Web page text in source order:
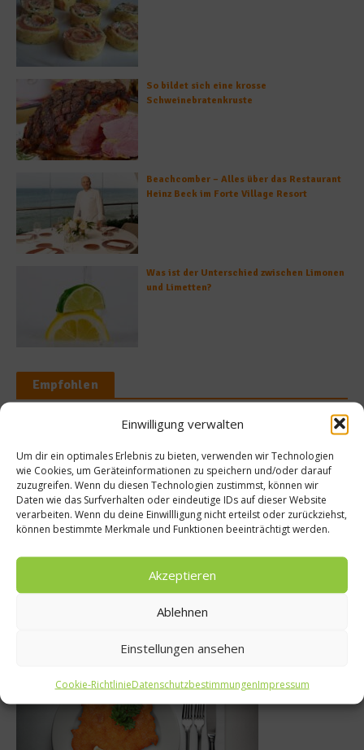
Einwilligung verwalten
Um dir ein optimales Erlebnis zu bieten, verwenden wir Technologien
wie Cookies, um Geräteinformationen zu speichern und/oder darauf
zuzugreifen. Wenn du diesen Technologien zustimmst, können wir
Daten wie das Surfverhalten oder eindeutige IDs auf dieser Website
verarbeiten. Wenn du deine Einwillligung nicht erteilst oder zurückziehst,
können bestimmte Merkmale und Funktionen beeinträchtigt werden.
Akzeptieren
Ablehnen
Einstellungen ansehen
Cookie-RichtlinieDatenschutzbestimmungenImpressum
So bildet sich eine krosse
Schweinebratenkruste
Beachcomber – Alles über das Restaurant
Heinz Beck im Forte Village Resort
Was ist der Unterschied zwischen Limonen
und Limetten?
Empfohlen
Steffen
nicht
Was isst
Franz Keller:
Ernährung ist
alle
Was isst Deutschland